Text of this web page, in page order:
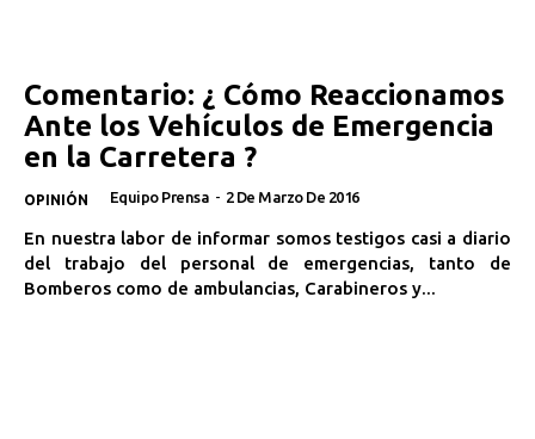
Comentario: ¿ Cómo Reaccionamos
Ante los Vehículos de Emergencia
en la Carretera ?
OPINIÓN Equipo Prensa - 2 De Marzo De 2016
En nuestra labor de informar somos testigos casi a diario
del trabajo del personal de emergencias, tanto de
Bomberos como de ambulancias, Carabineros y...